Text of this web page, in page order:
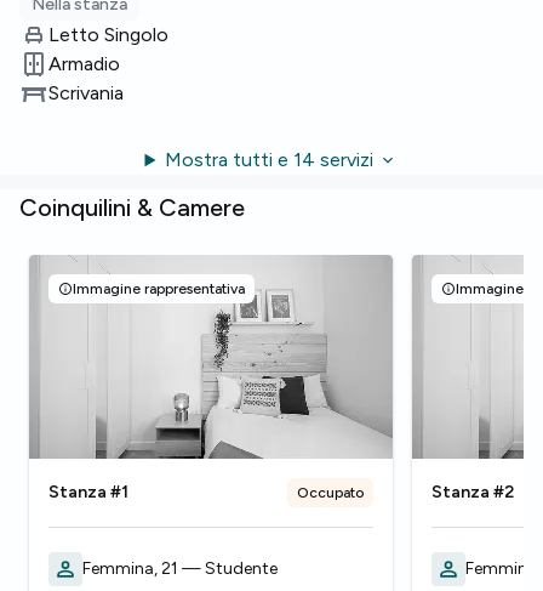
Nella stanza
Letto Singolo
Armadio
Scrivania
Mostra tutti e 14 servizi
Coinquilini & Camere
Immagine rappresentativa
Stanza #1 Occupato
Femmina, 21 — Studente
Immagine
Stanza #2